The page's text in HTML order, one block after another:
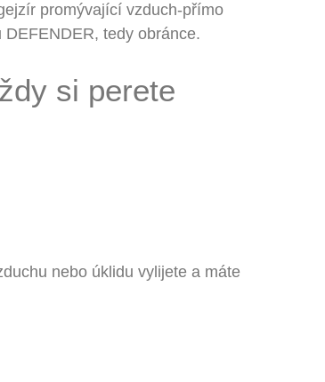
promývající vzduch-přímo
tedy obránce.
si perete
nebo úklidu vylijete a máte